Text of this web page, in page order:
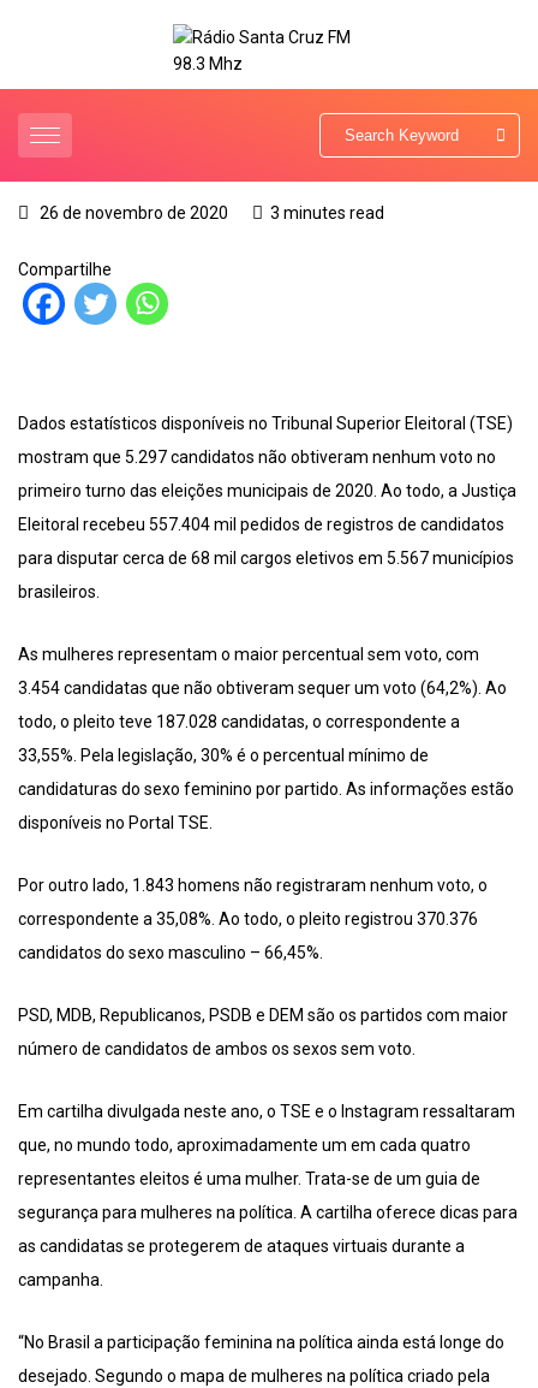
26 de novembro de 2020 3 minutes read
Compartilhe
Dados estatísticos disponíveis no Tribunal Superior Eleitoral (TSE)
mostram que 5.297 candidatos não obtiveram nenhum voto no
primeiro turno das eleições municipais de 2020. Ao todo, a Justiça
Eleitoral recebeu 557.404 mil pedidos de registros de candidatos
para disputar cerca de 68 mil cargos eletivos em 5.567 municípios
brasileiros.
As mulheres representam o maior percentual sem voto, com
3.454 candidatas que não obtiveram sequer um voto (64,2%). Ao
todo, o pleito teve 187.028 candidatas, o correspondente a
33,55%. Pela legislação, 30% é o percentual mínimo de
candidaturas do sexo feminino por partido. As informações estão
disponíveis no Portal TSE.
Por outro lado, 1.843 homens não registraram nenhum voto, o
correspondente a 35,08%. Ao todo, o pleito registrou 370.376
candidatos do sexo masculino – 66,45%.
PSD, MDB, Republicanos, PSDB e DEM são os partidos com maior
número de candidatos de ambos os sexos sem voto.
Em cartilha divulgada neste ano, o TSE e o Instagram ressaltaram
que, no mundo todo, aproximadamente um em cada quatro
representantes eleitos é uma mulher. Trata-se de um guia de
segurança para mulheres na política. A cartilha oferece dicas para
as candidatas se protegerem de ataques virtuais durante a
campanha.
“No Brasil a participação feminina na política ainda está longe do
desejado. Segundo o mapa de mulheres na política criado pela